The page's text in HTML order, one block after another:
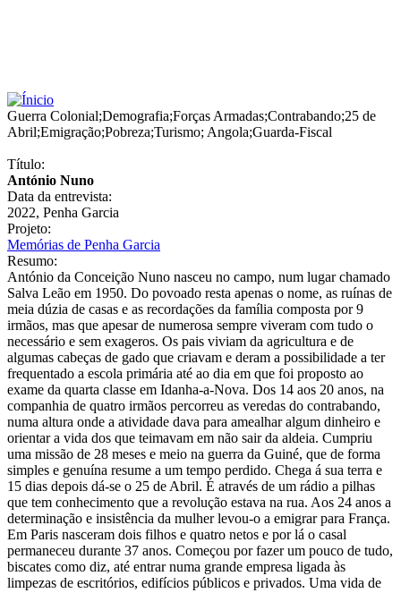
Guerra Colonial;Demografia;Forças Armadas;Contrabando;25 de
Abril;Emigração;Pobreza;Turismo; Angola;Guarda-Fiscal
Título:
António Nuno
Data da entrevista:
2022, Penha Garcia
Projeto:
Memórias de Penha Garcia
Resumo:
António da Conceição Nuno nasceu no campo, num lugar chamado
Salva Leão em 1950. Do povoado resta apenas o nome, as ruínas de
meia dúzia de casas e as recordações da família composta por 9
irmãos, mas que apesar de numerosa sempre viveram com tudo o
necessário e sem exageros. Os pais viviam da agricultura e de
algumas cabeças de gado que criavam e deram a possibilidade a ter
frequentado a escola primária até ao dia em que foi proposto ao
exame da quarta classe em Idanha-a-Nova. Dos 14 aos 20 anos, na
companhia de quatro irmãos percorreu as veredas do contrabando,
numa altura onde a atividade dava para amealhar algum dinheiro e
orientar a vida dos que teimavam em não sair da aldeia. Cumpriu
uma missão de 28 meses e meio na guerra da Guiné, que de forma
simples e genuína resume a um tempo perdido. Chega á sua terra e
15 dias depois dá-se o 25 de Abril. É através de um rádio a pilhas
que tem conhecimento que a revolução estava na rua. Aos 24 anos a
determinação e insistência da mulher levou-o a emigrar para França.
Em Paris nasceram dois filhos e quatro netos e por lá o casal
permaneceu durante 37 anos. Começou por fazer um pouco de tudo,
biscates como diz, até entrar numa grande empresa ligada às
limpezas de escritórios, edifícios públicos e privados. Uma vida de